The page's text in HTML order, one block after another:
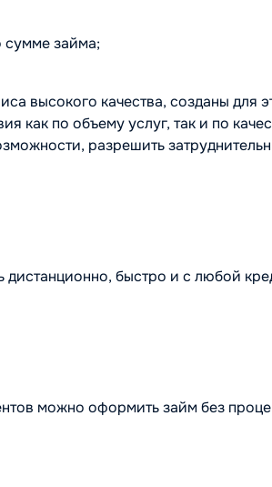
сумме займа;
высокого качества, созданы для
как по объему услуг, так и по
разрешить
быстро и с любой
можно оформить займ без